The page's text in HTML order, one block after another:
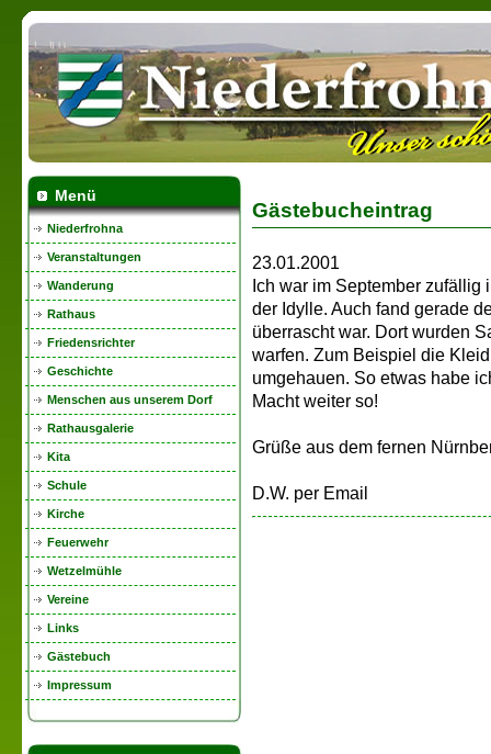
Menü
Niederfrohna
Veranstaltungen
Wanderung
Rathaus
Friedensrichter
Geschichte
Menschen aus unserem Dorf
Rathausgalerie
Kita
Schule
Kirche
Feuerwehr
Wetzelmühle
Vereine
Links
Gästebuch
Impressum
Gästebucheintrag
23.01.2001
Ich war im September
der Idylle. Auch fand gerade
überrascht war. Dort wurden
warfen. Zum Beispiel die
umgehauen. So etwas habe
Macht weiter so!
Grüße aus dem fernen
D.W. per Email